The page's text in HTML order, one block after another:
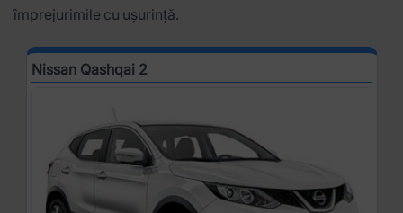
împrejurimile cu ușurință.
Nissan Qashqai 2